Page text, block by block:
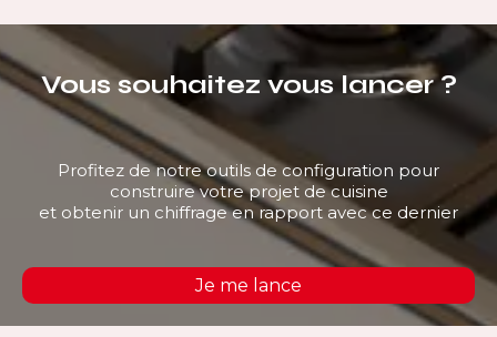
Vous souhaitez vous lancer ?
Profitez de notre outils de configuration pour
construire votre projet de cuisine
et obtenir un chiffrage en rapport avec ce dernier
Je me lance